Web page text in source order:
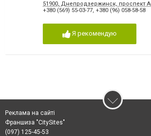
51900, Днепродзержинск, проспект
+380 (569) 55-03-77, +380 (96) 058-58-58
Я рекомендую
Реклама на сайті
Франшиза "CitySites"
(097) 125-45-53